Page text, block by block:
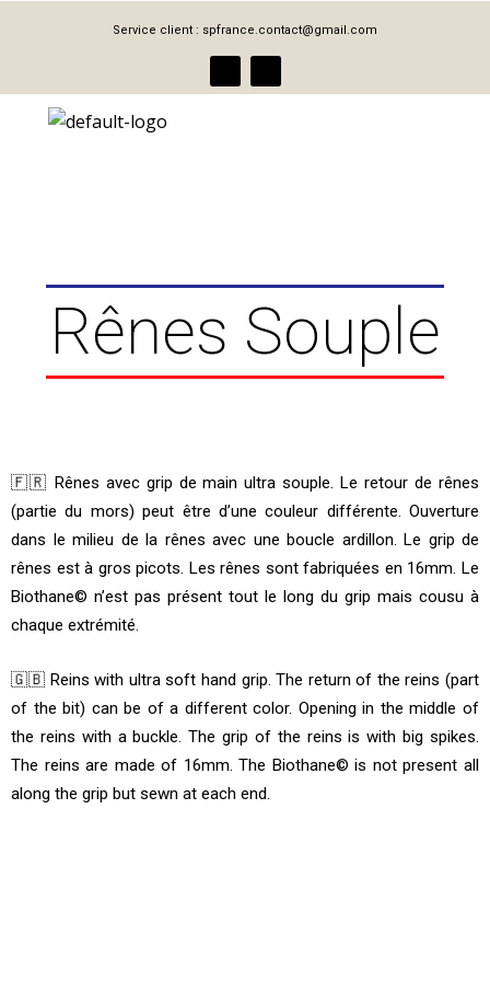
Service client : spfrance.contact@gmail.com
c s
Rênes Souple
🇫🇷 Rênes avec grip de main ultra souple. Le retour de rênes
(partie du mors) peut être d’une couleur différente. Ouverture
dans le milieu de la rênes avec une boucle ardillon. Le grip de
rênes est à gros picots. Les rênes sont fabriquées en 16mm. Le
Biothane© n’est pas présent tout le long du grip mais cousu à
chaque extrémité.
🇬🇧 Reins with ultra soft hand grip. The return of the reins (part
of the bit) can be of a different color. Opening in the middle of
the reins with a buckle. The grip of the reins is with big spikes.
The reins are made of 16mm. The Biothane© is not present all
along the grip but sewn at each end.